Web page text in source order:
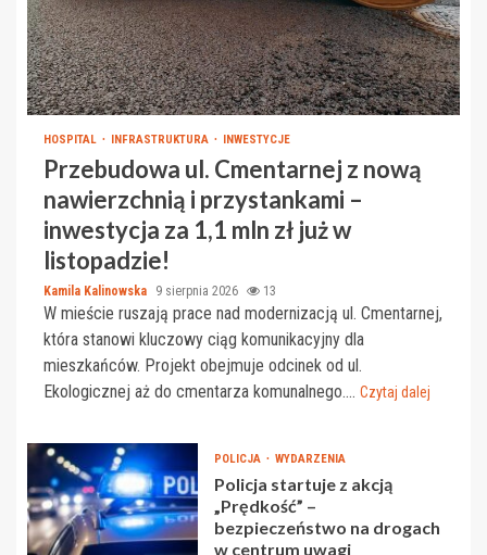
HOSPITAL INFRASTRUKTURA INWESTYCJE
Przebudowa ul. Cmentarnej z nową
nawierzchnią i przystankami –
inwestycja za 1,1 mln zł już w
listopadzie!
Kamila Kalinowska 9 sierpnia 2026 13
W mieście ruszają prace nad modernizacją ul. Cmentarnej,
która stanowi kluczowy ciąg komunikacyjny dla
mieszkańców. Projekt obejmuje odcinek od ul.
Ekologicznej aż do cmentarza komunalnego.... Czytaj dalej
POLICJA WYDARZENIA
Policja startuje z akcją
„Prędkość” –
bezpieczeństwo na drogach
w centrum uwagi